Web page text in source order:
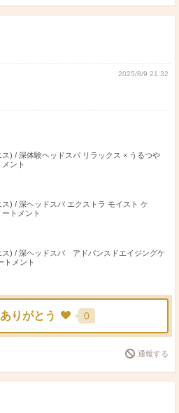
2025/8/9 21:32
) / 深体験ヘッドスパ リラックス × うるつや
ント
) / 深ヘッドスパ エクストラ モイスト ケ
トメント
ス) / 深ヘッドスパ アドバンスドエイジングケ
トメント
ありがとう 0
通報する